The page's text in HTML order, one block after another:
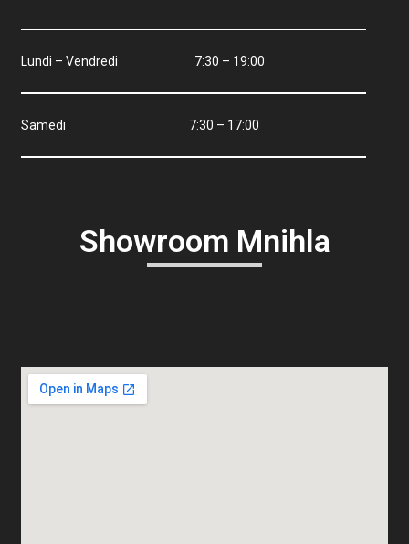
Lundi – Vendredi 7:30 – 19:00
Samedi 7:30 – 17:00
Showroom Mnihla